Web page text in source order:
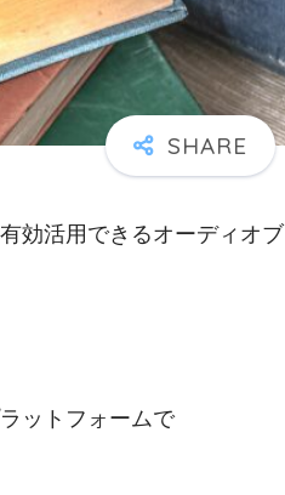
効活用できるオーディオブ
ットフォームで